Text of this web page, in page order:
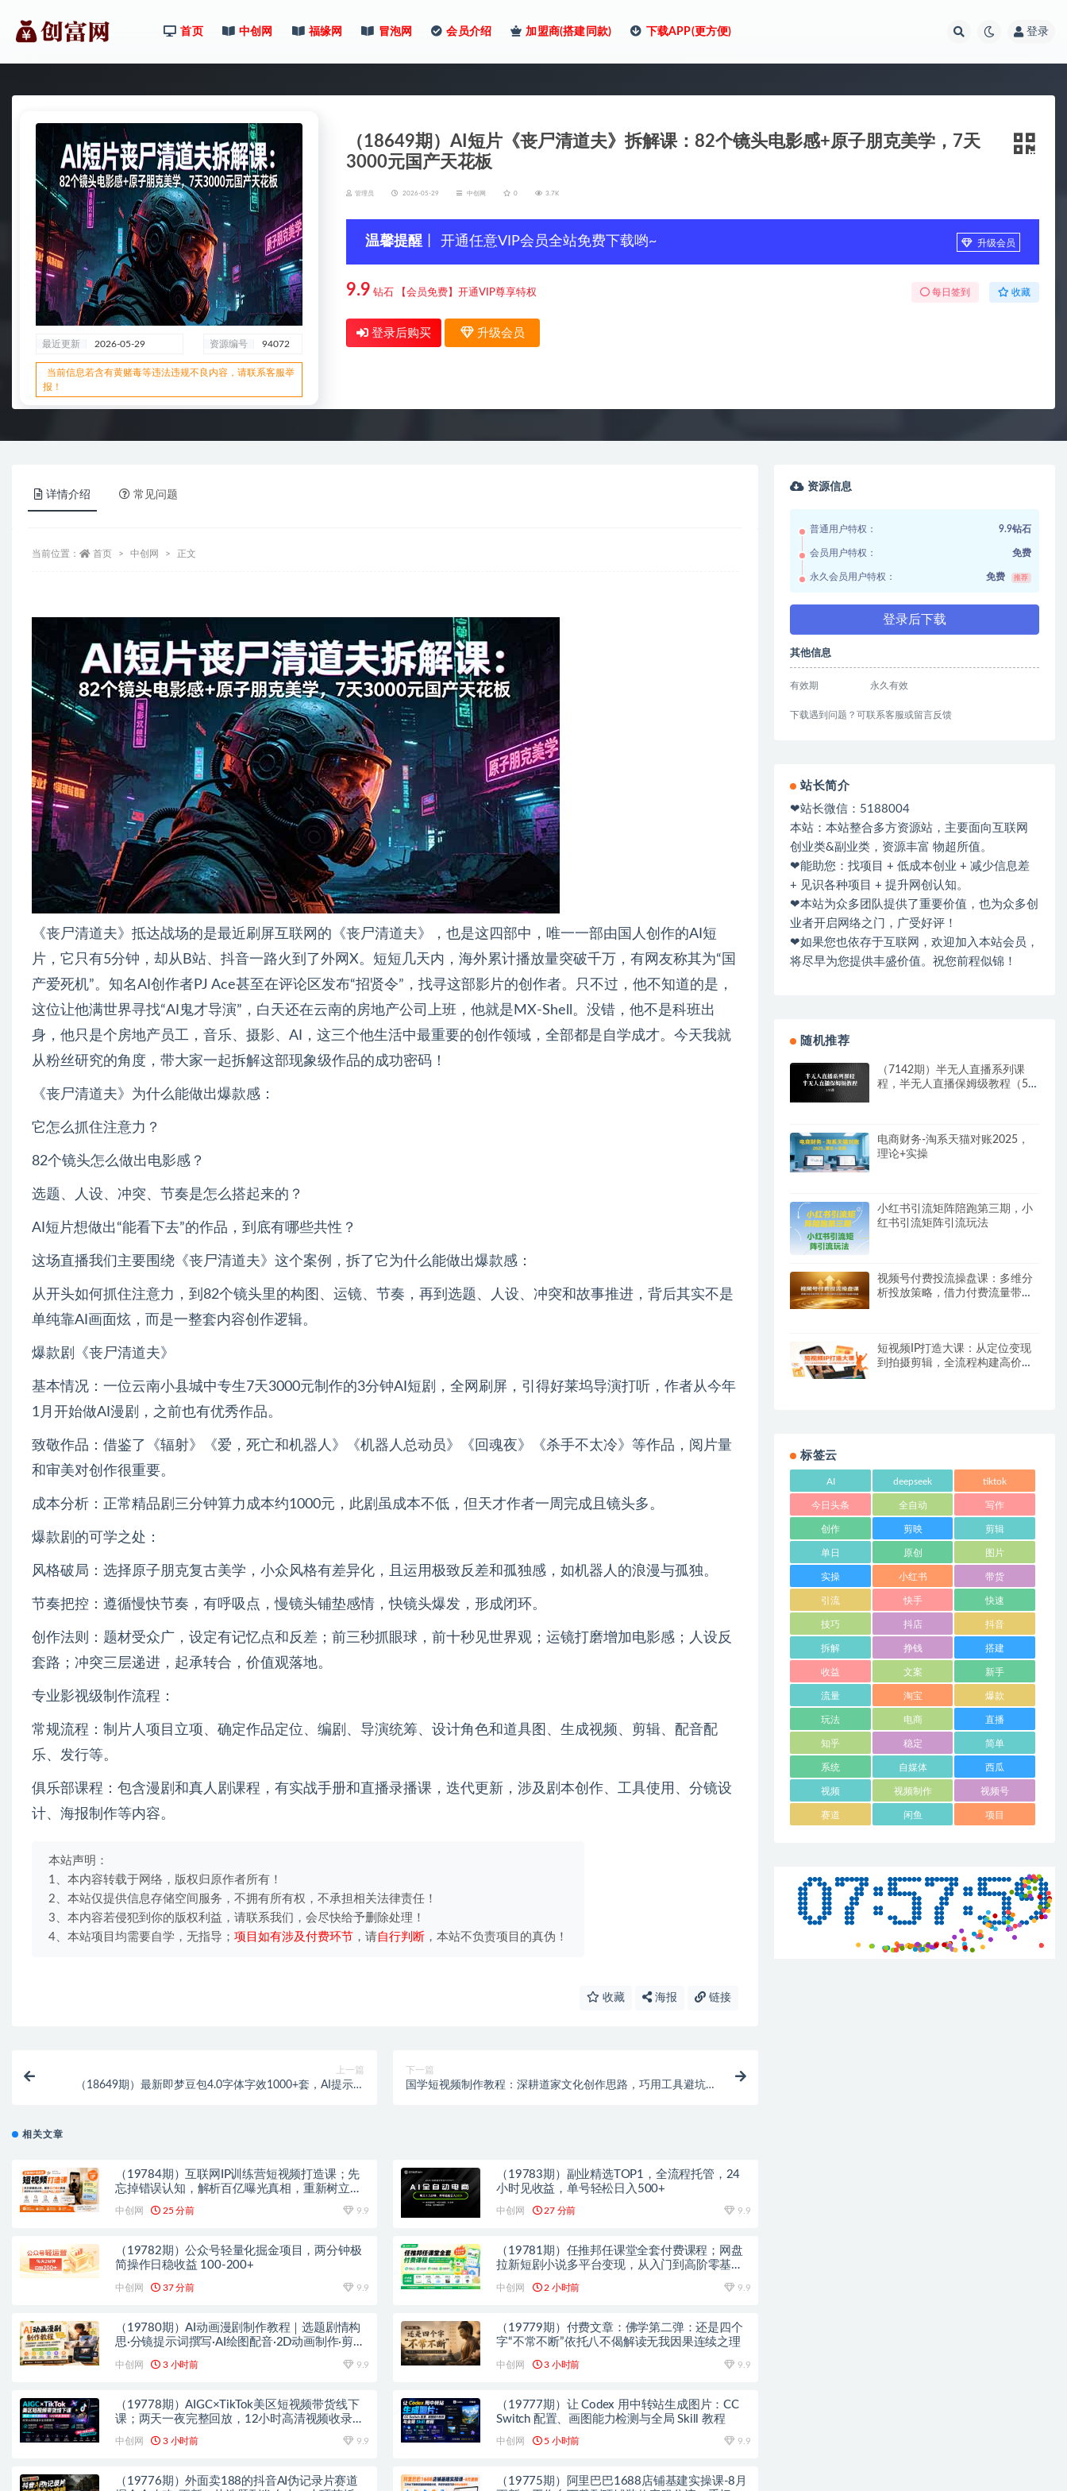
首页 中创网 福缘网 冒泡网 会员介绍 加盟商(搭建同款) 下载APP(更方便) 登录
最近更新 2026-05-29 资源编号 94072
当前信息若含有黄赌毒等违法违规不良内容，请联系客服举
报！
（18649期）AI短片《丧尸清道夫》拆解课：82个镜头电影感+原子朋克美学，7天
3000元国产天花板
管理员 2026-05-29 中创网 0 3.7K
温馨提醒 丨 开通任意VIP会员全站免费下载哟~ 升级会员
9.9 钻石 【会员免费】开通VIP尊享特权 每日签到 收藏
登录后购买 升级会员
详情介绍 常见问题
当前位置： 首页 中创网 正文
《丧尸清道夫》抵达战场的是最近刷屏互联网的《丧尸清道夫》，也是这四部中，唯一一部由国人创作的AI短
片，它只有5分钟，却从B站、抖音一路火到了外网X。短短几天内，海外累计播放量突破千万，有网友称其为“国
产爱死机”。知名AI创作者PJ Ace甚至在评论区发布“招贤令”，找寻这部影片的创作者。只不过，他不知道的是，
这位让他满世界寻找“AI鬼才导演”，白天还在云南的房地产公司上班，他就是MX-Shell。没错，他不是科班出
身，他只是个房地产员工，音乐、摄影、AI，这三个他生活中最重要的创作领域，全部都是自学成才。今天我就
从粉丝研究的角度，带大家一起拆解这部现象级作品的成功密码！
《丧尸清道夫》为什么能做出爆款感：
它怎么抓住注意力？
82个镜头怎么做出电影感？
选题、人设、冲突、节奏是怎么搭起来的？
AI短片想做出“能看下去”的作品，到底有哪些共性？
这场直播我们主要围绕《丧尸清道夫》这个案例，拆了它为什么能做出爆款感：
从开头如何抓住注意力，到82个镜头里的构图、运镜、节奏，再到选题、人设、冲突和故事推进，背后其实不是
单纯靠AI画面炫，而是一整套内容创作逻辑。
爆款剧《丧尸清道夫》
基本情况：一位云南小县城中专生7天3000元制作的3分钟AI短剧，全网刷屏，引得好莱坞导演打听，作者从今年
1月开始做AI漫剧，之前也有优秀作品。
致敬作品：借鉴了《辐射》《爱，死亡和机器人》《机器人总动员》《回魂夜》《杀手不太冷》等作品，阅片量
和审美对创作很重要。
成本分析：正常精品剧三分钟算力成本约1000元，此剧虽成本不低，但天才作者一周完成且镜头多。
爆款剧的可学之处：
风格破局：选择原子朋克复古美学，小众风格有差异化，且运用极致反差和孤独感，如机器人的浪漫与孤独。
节奏把控：遵循慢快节奏，有呼吸点，慢镜头铺垫感情，快镜头爆发，形成闭环。
创作法则：题材受众广，设定有记忆点和反差；前三秒抓眼球，前十秒见世界观；运镜打磨增加电影感；人设反
套路；冲突三层递进，起承转合，价值观落地。
专业影视级制作流程：
常规流程：制片人项目立项、确定作品定位、编剧、导演统筹、设计角色和道具图、生成视频、剪辑、配音配
乐、发行等。
俱乐部课程：包含漫剧和真人剧课程，有实战手册和直播录播课，迭代更新，涉及剧本创作、工具使用、分镜设
计、海报制作等内容。
本站声明：
1、本内容转载于网络，版权归原作者所有！
2、本站仅提供信息存储空间服务，不拥有所有权，不承担相关法律责任！
3、本内容若侵犯到你的版权利益，请联系我们，会尽快给予删除处理！
4、本站项目均需要自学，无指导； 项目如有涉及付费环节 ，请自行判断 ，本站不负责项目的真伪！
收藏 海报 链接
上一篇
（18649期）最新即梦豆包4.0字体字效1000+套，AI提示词
下一篇
国学短视频制作教程：深耕道家文化创作思路，巧用工具避坑高
相关文章
（19784期）互联网IP训练营短视频打造课；先
忘掉错误认知，解析百亿曝光真相，重新树立内
中创网 25 分前 9.9
（19783期）副业精选TOP1，全流程托管，24
小时见收益，单号轻松日入500+
中创网 27 分前 9.9
（19782期）公众号轻量化掘金项目，两分钟极
简操作日稳收益 100-200+
中创网 37 分前 9.9
（19781期）任推邦任课堂全套付费课程；网盘
拉新短剧小说多平台变现，从入门到高阶零基础
中创网 2 小时前 9.9
（19780期）AI动画漫剧制作教程｜选题剧情构
思·分镜提示词撰写·AI绘图配音·2D动画制作·剪映
中创网 3 小时前 9.9
（19779期）付费文章：佛学第二弹：还是四个
字“不常不断”依托八不偈解读无我因果连续之理
中创网 3 小时前 9.9
（19778期）AIGC×TikTok美区短视频带货线下
课；两天一夜完整回放，12小时高清视频收录头
中创网 3 小时前 9.9
（19777期）让 Codex 用中转站生成图片：CC
Switch 配置、画图能力检测与全局 Skill 教程
中创网 5 小时前 9.9
（19776期）外面卖188的抖音AI伪记录片赛道
（19775期）阿里巴巴1688店铺基建实操课-8月
资源信息
普通用户特权： 9.9钻石
会员用户特权： 免费
永久会员用户特权： 免费 推荐
登录后下载
其他信息
有效期 永久有效
下载遇到问题？可联系客服或留言反馈
站长简介
❤站长微信：5188004
本站：本站整合多方资源站，主要面向互联网
创业类&副业类，资源丰富 物超所值。
❤能助您：找项目 + 低成本创业 + 减少信息差
+ 见识各种项目 + 提升网创认知。
❤本站为众多团队提供了重要价值，也为众多创
业者开启网络之门，广受好评！
❤如果您也依存于互联网，欢迎加入本站会员，
将尽早为您提供丰盛价值。祝您前程似锦！
随机推荐
（7142期）半无人直播系列课
程，半无人直播保姆级教程（5
电商财务-淘系天猫对账2025，
理论+实操
小红书引流矩阵陪跑第三期，小
红书引流矩阵引流玩法
视频号付费投流操盘课：多维分
析投放策略，借力付费流量带动
短视频IP打造大课：从定位变现
到拍摄剪辑，全流程构建高价值
标签云
AI deepseek tiktok
今日头条 全自动 写作
创作 剪映 剪辑
单日 原创 图片
实操 小红书 带货
引流 快手 快速
技巧 抖店 抖音
拆解 挣钱 搭建
收益 文案 新手
流量 淘宝 爆款
玩法 电商 直播
知乎 稳定 简单
系统 自媒体 西瓜
视频 视频制作 视频号
赛道 闲鱼 项目